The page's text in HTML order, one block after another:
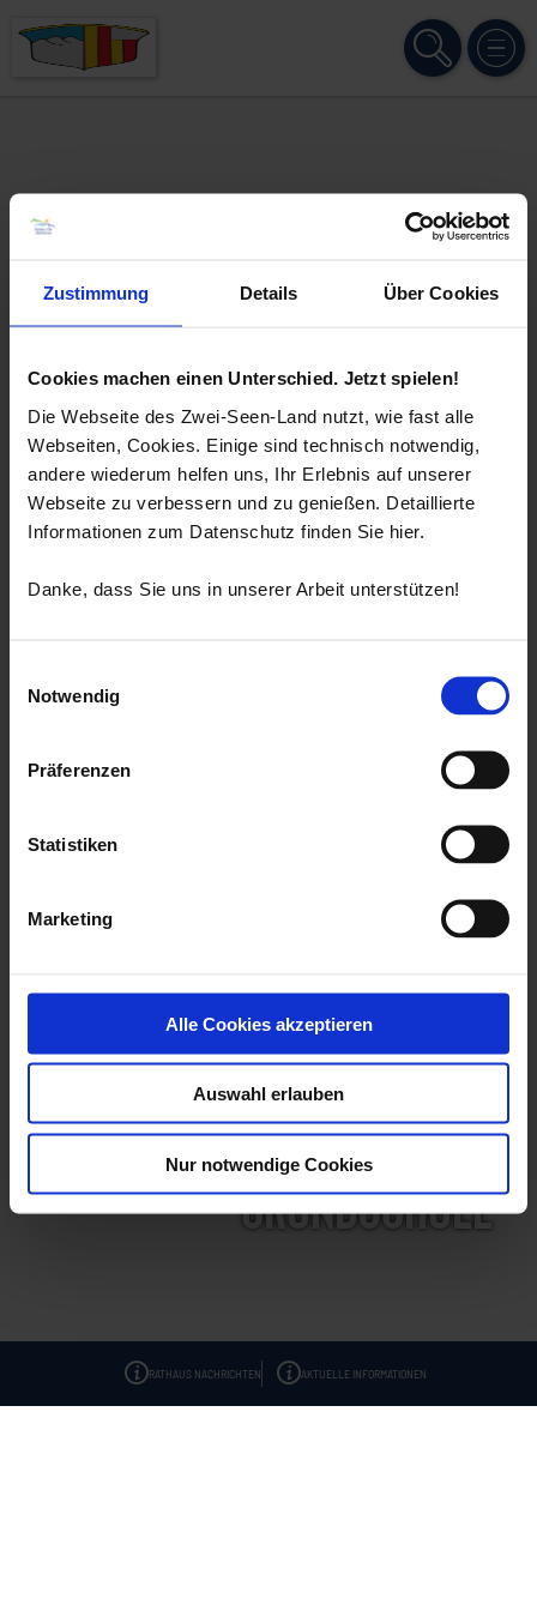
Zustimmung Details Über Cookies
Cookies machen einen Unterschied. Jetzt spielen!
Die Webseite des Zwei-Seen-Land nutzt, wie fast alle
Webseiten, Cookies. Einige sind technisch notwendig,
andere wiederum helfen uns, Ihr Erlebnis auf unserer
Webseite zu verbessern und zu genießen. Detaillierte
Informationen zum Datenschutz finden Sie hier.
Danke, dass Sie uns in unserer Arbeit unterstützen!
Notwendig
Präferenzen
Statistiken
Marketing
Alle Cookies akzeptieren
Auswahl erlauben
Nur notwendige Cookies
SUCHE MENÜ
Grundschule
Grundschule
Grundschule
RATHAUS NACHRICHTEN AKTUELLE INFORMATIONEN